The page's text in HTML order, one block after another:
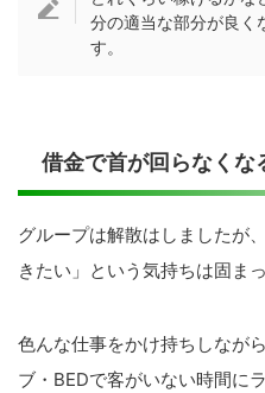
分の適当な部分が良く
す。
借金で首が回らなくな
グループは解散はしましたが
きたい」という気持ちは固ま
色んな仕事をかけ持ちしなが
ブ・BEDで客がいない時間に